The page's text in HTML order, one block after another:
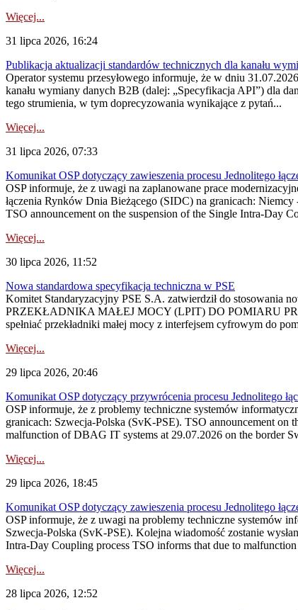
Więcej...
31 lipca 2026, 16:24
Publikacja aktualizacji standardów technicznych dla kanału
Operator systemu przesyłowego informuje, że w dniu
kanału wymiany danych B2B (dalej: „Specyfikacja API”) dla
tego strumienia, w tym doprecyzowania wynikające z pytań...
Więcej...
31 lipca 2026, 07:33
Komunikat OSP dotyczący zawieszenia procesu Jednolitego
OSP informuje, że z uwagi na zaplanowane prace
łączenia Rynków Dnia Bieżącego (SIDC) na granicach:
TSO announcement on the suspension of the Single Intra-Day
Więcej...
30 lipca 2026, 11:52
Nowa standardowa specyfikacja techniczna w PSE
Komitet Standaryzacyjny PSE S.A. zatwierdził do
PRZEKŁADNIKA MAŁEJ MOCY (LPIT) DO POMIARU
spełniać przekładniki małej mocy z interfejsem cyfrowym do
Więcej...
29 lipca 2026, 20:46
Komunikat OSP dotyczący przywrócenia procesu Jednolitego
OSP informuje, że z problemy techniczne systemów
granicach: Szwecja-Polska (SvK-PSE). TSO announcement
malfunction of DBAG IT systems at 29.07.2026 on the border
Więcej...
29 lipca 2026, 18:45
Komunikat OSP dotyczący zawieszenia procesu Jednolitego
OSP informuje, że z uwagi na problemy techniczne systemów
Szwecja-Polska (SvK-PSE). Kolejna wiadomość zostanie
Intra-Day Coupling process TSO informs that due to
Więcej...
28 lipca 2026, 12:52